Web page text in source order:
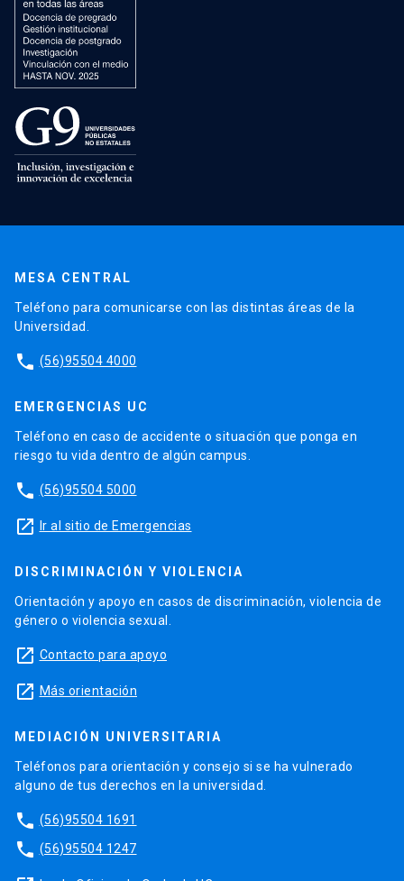
MESA CENTRAL
Teléfono para comunicarse con las distintas áreas de la
Universidad.
phone (56)95504 4000
EMERGENCIAS UC
Teléfono en caso de accidente o situación que ponga en
riesgo tu vida dentro de algún campus.
phone (56)95504 5000
launch Ir al sitio de Emergencias
DISCRIMINACIÓN Y VIOLENCIA
Orientación y apoyo en casos de discriminación, violencia de
género o violencia sexual.
launch Contacto para apoyo
launch Más orientación
MEDIACIÓN UNIVERSITARIA
Teléfonos para orientación y consejo si se ha vulnerado
alguno de tus derechos en la universidad.
phone (56)95504 1691
phone (56)95504 1247